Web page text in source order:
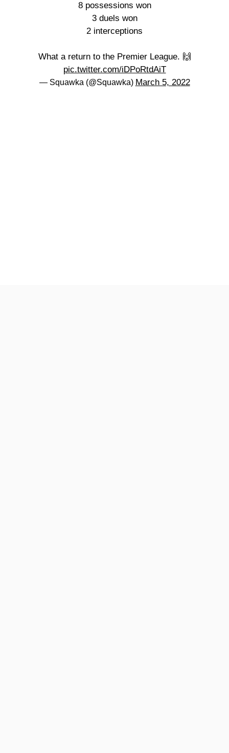
8 possessions won
3 duels won
2 interceptions
What a return to the Premier League. 🙌
pic.twitter.com/iDPoRtdAiT
— Squawka (@Squawka) March 5, 2022